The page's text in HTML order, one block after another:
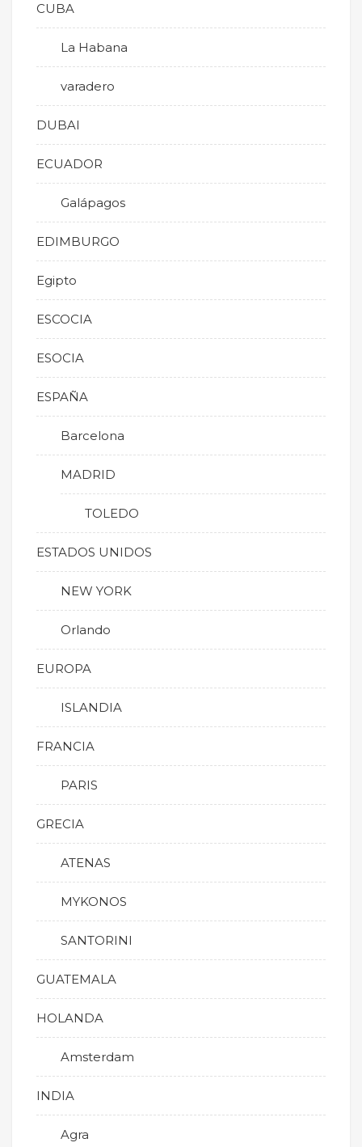
CUBA
La Habana
varadero
DUBAI
ECUADOR
Galápagos
EDIMBURGO
Egipto
ESCOCIA
ESOCIA
ESPAÑA
Barcelona
MADRID
TOLEDO
ESTADOS UNIDOS
NEW YORK
Orlando
EUROPA
ISLANDIA
FRANCIA
PARIS
GRECIA
ATENAS
MYKONOS
SANTORINI
GUATEMALA
HOLANDA
Amsterdam
INDIA
Agra